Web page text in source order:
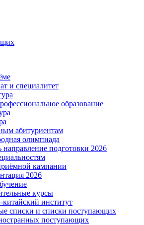
и специалитет
образование
абитуриентам
олимпиада
направление подготовки 2026
кампании
2026
курсы
китайский институт
списки и списки поступающих
поступающих